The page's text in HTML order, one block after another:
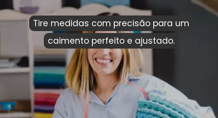
Tire medidas com precisão para um
caimento perfeito e ajustado.
Tire medidas com precisão para um
caimento perfeito e ajustado.